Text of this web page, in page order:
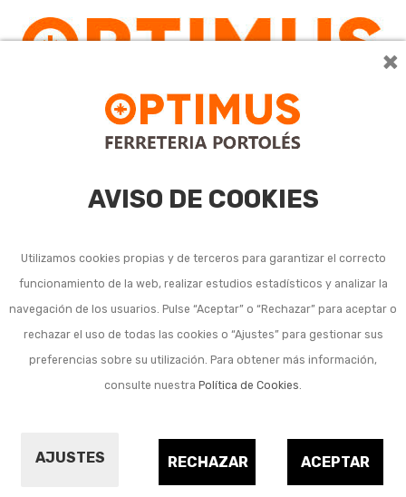
×
AVISO DE COOKIES
Utilizamos cookies propias y de terceros para garantizar el correcto
funcionamiento de la web, realizar estudios estadísticos y analizar la
navegación de los usuarios. Pulse “Aceptar” o “Rechazar” para aceptar o
rechazar el uso de todas las cookies o “Ajustes” para gestionar sus
preferencias sobre su utilización. Para obtener más información,
consulte nuestra Política de Cookies.
AJUSTES ACEPTAR
RECHAZAR
Herrajes para
construcción de vallas